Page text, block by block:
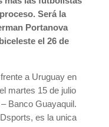
Será la
Portanova
el 26 de
a Uruguay en
martes 15 de julio
Banco Guayaquil.
es la unica